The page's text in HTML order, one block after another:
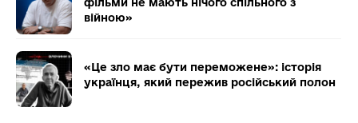
війною»
«Це зло має бути переможене»: історія
українця, який пережив російський полон